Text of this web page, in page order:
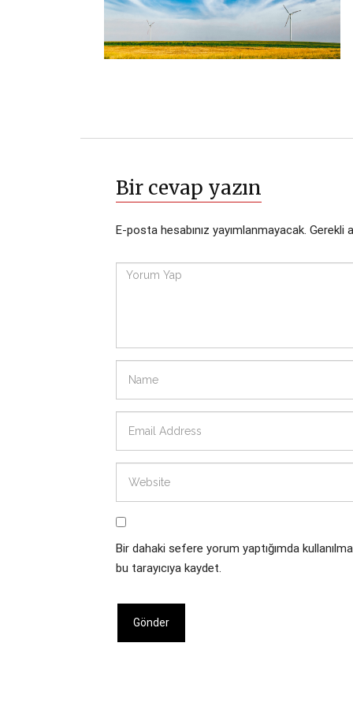
Bir cevap yazın
E-posta hesabınız yayımlanmayacak. Gerekli
Bir dahaki sefere yorum yaptığımda
bu tarayıcıya kaydet.